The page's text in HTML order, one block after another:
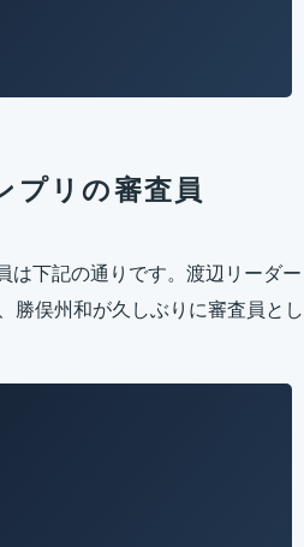
プリの審査員
は下記の通りです。渡辺リーダー
勝俣州和が久しぶりに審査員とし